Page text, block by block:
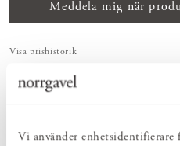
Vi använder enhetsidentifierare
Meddela mig när
Visa prishistorik
ENKELT & UTSÖKT
NATURLIGT & LÅNGSIKTIGT